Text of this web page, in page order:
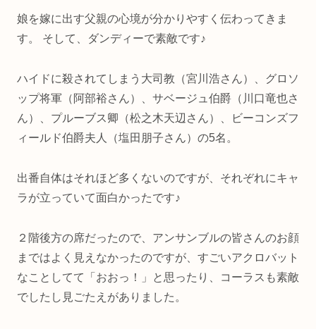
娘を嫁に出す父親の心境が分かりやすく伝わってきま
す。 そして、ダンディーで素敵です♪
ハイドに殺されてしまう大司教（宮川浩さん）、グロソ
ップ将軍（阿部裕さん）、サベージュ伯爵（川口竜也さ
ん）、プルーブス卿（松之木天辺さん）、ビーコンズフ
ィールド伯爵夫人（塩田朋子さん）の5名。
出番自体はそれほど多くないのですが、それぞれにキャ
ラが立っていて面白かったです♪
２階後方の席だったので、アンサンブルの皆さんのお顔
まではよく見えなかったのですが、すごいアクロバット
なことしてて「おおっ！」と思ったり、コーラスも素敵
でしたし見ごたえがありました。